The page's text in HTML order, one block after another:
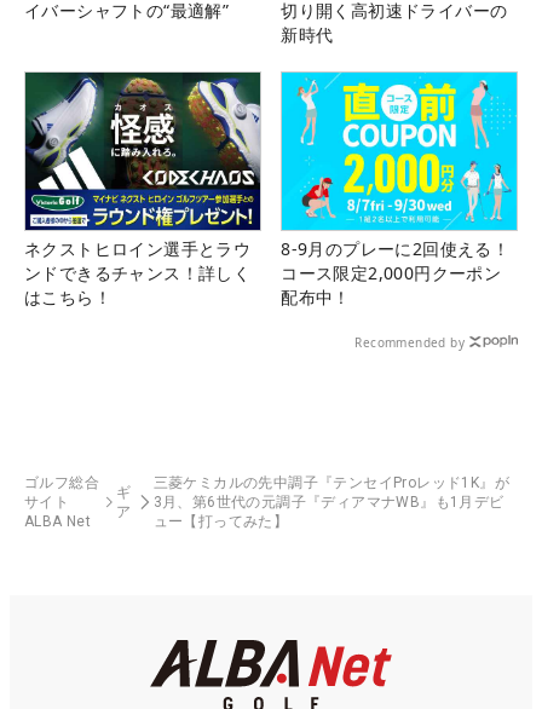
イバーシャフトの“最適解”
切り開く高初速ドライバーの
新時代
ネクストヒロイン選手とラウ
ンドできるチャンス！詳しく
はこちら！
8-9月のプレーに2回使える！
コース限定2,000円クーポン
配布中！
Recommended by
ゴルフ総合
サイト
ALBA Net
ギ
ア
三菱ケミカルの先中調子『テンセイProレッド1K』が
3月、第6世代の元調子『ディアマナWB』も1月デビ
ュー【打ってみた】